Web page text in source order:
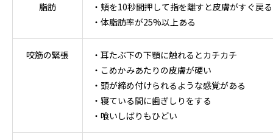
脂肪
・頬を10秒間押して指を離すと皮膚がすぐ戻る
・体脂肪率が25%以上ある
咬筋の緊張
・耳たぶ下の下顎に触れるとカチカチ
・こめかみあたりの皮膚が硬い
・頭が締め付けられるような感覚がある
・寝ている間に歯ぎしりをする
・喰いしばりもひどい